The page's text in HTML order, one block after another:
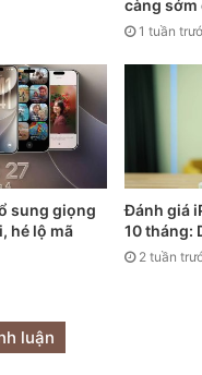
iPhone 12 mini. Đây
cao cấp nhỏ gọn “hiếm
Máy chia sẻ nhiều tính
5.4, 5G, camera
hơn rất nhiều, thậm
6/6s/7 với màn hình 4.7
càng sớm
1 tuần
sung giọng
hé lộ mã
Đánh giá
10 tháng:
2 tuần
luận